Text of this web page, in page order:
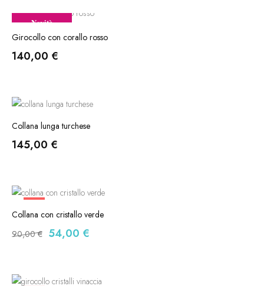
Novità
Girocollo con corallo rosso
140,00 €
Collana lunga turchese
145,00 €
-40%
Collana con cristallo verde
90,00€ 54,00 €